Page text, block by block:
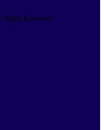
rights Reserved